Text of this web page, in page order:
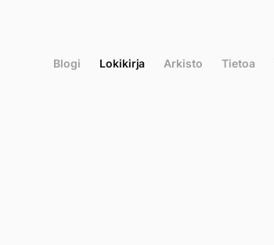
Blogi Lokikirja Arkisto Tietoa